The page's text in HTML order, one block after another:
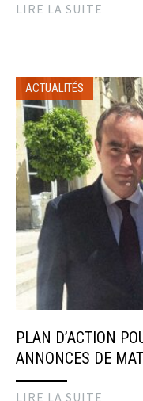
LIRE LA SUITE
ACTUALITÉS
PLAN D’ACTION
ANNONCES DE
LIRE LA SUITE